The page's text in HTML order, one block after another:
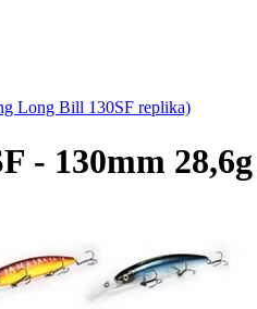
Long Bill 130SF replika)
- 130mm